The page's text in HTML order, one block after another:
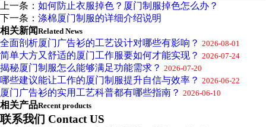
上一条： 如何防止衣服掉色？厦门制服掉色怎么办？
下一条： 涤棉厦门制服的详细介绍说明
相关新闻Related News
全面剖析厦门广告衫的工艺设计对哪些有影响？ 2026-08-01
简单大方又舒适的厦门工作服要如何才能实现？ 2026-07-24
揭秘厦门制服怎么能够满足功能需求？ 2026-07-20
哪些建议能让工作的厦门制服提升自信与效率？ 2026-06-22
厦门广告衫的实用工艺科普都有哪些指南？ 2026-06-10
相关产品Recent products
联系我们 Contact US